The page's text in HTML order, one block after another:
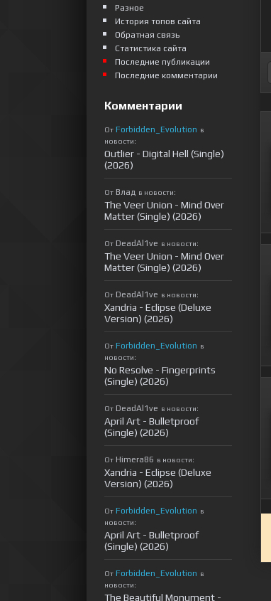
Разное
История топов сайта
Обратная связь
Статистика сайта
Последние публикации
Последние комментарии
Комментарии
От Forbidden_Evolution в
новости:
Outlier - Digital Hell (Single)
(2026)
От Влад в новости:
The Veer Union - Mind Over
Matter (Single) (2026)
От DeadAl1ve в новости:
The Veer Union - Mind Over
Matter (Single) (2026)
От DeadAl1ve в новости:
Xandria - Eclipse (Deluxe
Version) (2026)
От Forbidden_Evolution в
новости:
No Resolve - Fingerprints
(Single) (2026)
От DeadAl1ve в новости:
April Art - Bulletproof
(Single) (2026)
От Himera86 в новости:
Xandria - Eclipse (Deluxe
Version) (2026)
От Forbidden_Evolution в
новости:
April Art - Bulletproof
(Single) (2026)
От Forbidden_Evolution в
новости:
The Beautiful Monument -